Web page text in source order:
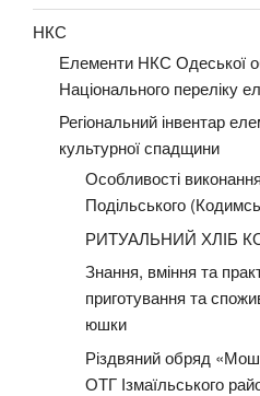
НКС
Елементи НКС Одеської
Національного переліку
Регіональний інвентар
культурної спадщини
Особливості
Подільського
РИТУАЛЬНИЙ ХЛІБ
Знання, вміння та
приготування та
юшки
Різдвяний обряд
ОТГ Ізмаїльського